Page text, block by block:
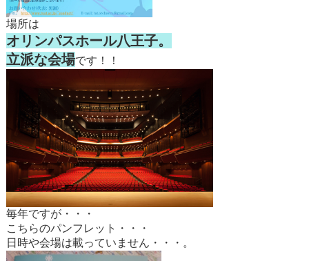
場所は
オリンパスホール八王子。
立派な会場です！！
毎年ですが・・・
こちらのパンフレット・・・
日時や会場は載っていません・・・。